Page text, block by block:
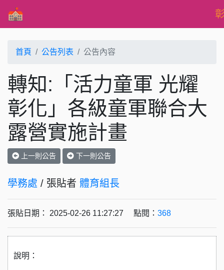
首頁 公告列表 公告內容
轉知:「活力童軍 光耀
彰化」各級童軍聯合大
露營實施計畫
上一則公告 下一則公告
學務處 / 張貼者 體育組長
張貼日期： 2025-02-26 11:27:27 點閱： 368
說明：